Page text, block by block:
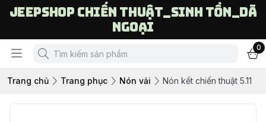
Jeepshop chiến thuật_sinh tồn_dã
ngoại
0
Trang chủ Trang phục Nón vải Nón kết chiến thuật 5.11